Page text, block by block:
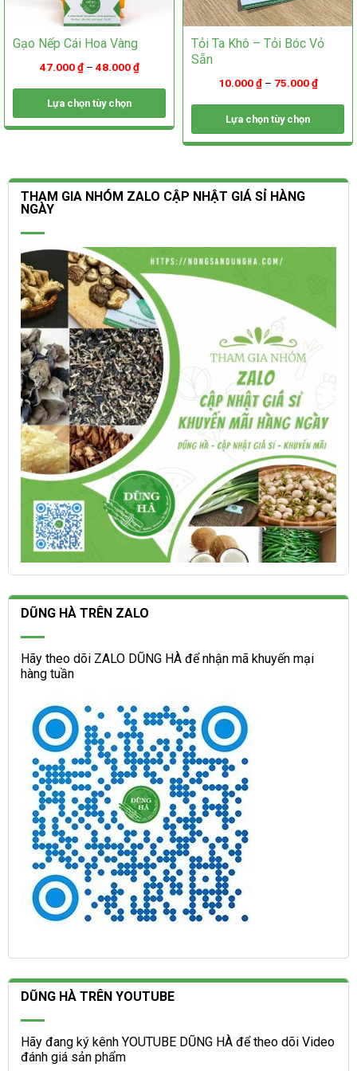
Gạo Nếp Cái Hoa Vàng
47.000₫– 48.000₫
Lựa chọn tùy chọn
Sản
nhiều
biến
thể.
Các
chọn
có
thể
được
chọn
trên
trang
sản
phẩm
Tỏi Ta Khô – Tỏi Bóc Vỏ
Sẵn
10.000₫– 75.000₫
Lựa chọn tùy chọn
Sản
có
nhiều
Các
tùy
chọn
trên
sản
phẩm
THAM GIA NHÓM ZALO CẬP NHẬT GIÁ SỈ HÀNG
NGÀY
DŨNG HÀ TRÊN ZALO
Hãy theo dõi ZALO DŨNG HÀ để nhận mã khuyến mại
hàng tuần
DŨNG HÀ TRÊN YOUTUBE
Hãy đang ký kênh YOUTUBE DŨNG HÀ để theo dõi Video
đánh giá sản phẩm